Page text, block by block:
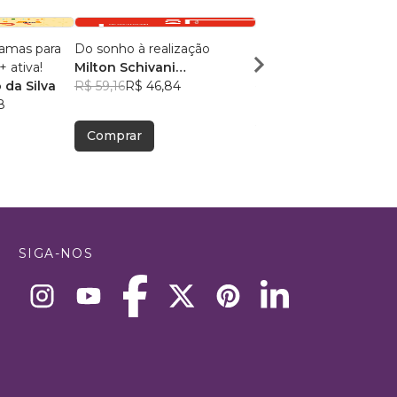
para
ativa!
Silva
Do sonho à realização
Milton Schivani
(Organizador), +14
R$ 59,16R$ 46,84
Comprar
Janiheide Migliorini
SIGA-NOS